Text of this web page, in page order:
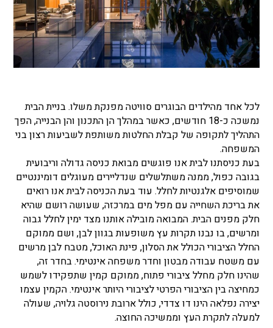
לכל אחד מהילדים הבוגרים סוויטה מפנקת משלו. בניית הבית
נמשכה כ-18 חודשים, כאשר במהלך הן התכנון והן הבנייה, הפך
התהליך לתקופה של קבלת החלטות משותפת לשביעות רצון בני
המשפחה.
בעת כניסתנו לבית אנו פוגשים מבואת כניסה גדולה וריבועית
בגובה כפול, ממנה משתלשלים שנדליירים מעוגלים דומיננטיים
שמוסיפים אלגנטיות לחלל. עוד בעת הכניסה לבית אנו רואים
את בריכת השחייה עם מפל מים במרכזה, שעושה רושם שהיא
חלק מפנים הבית. המבואה מובילה אותנו מצד ימין לחלל גבוה
ומרשים, בו נבנו תקרות עץ משופעות בגוון לבן, ושם ממוקם
החלל הציבורי הכולל את הסלון, פינת האוכל, מטבח לבן מרשים
עם משטח עבודה מבטון וחדר משפחה אינטימי. בחדר זה,
שהינו חלק מחלל ציבורי פתוח, ממוקם קמין שתפקידו לשמש
כמחיצה בין הציבורי הפרטי לציבורי היותר אינטימי. הקמין עצמו
יצירה נפלאה הינו דו צדדי, כולל ארובת נירוסטה גלויה, שעולה
למעלה לתקרת העץ וממשיכה החוצה.